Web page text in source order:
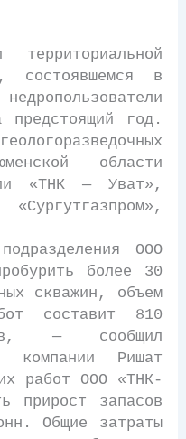
состоявшемся в
предстоящий год.
области
«ТНК — Уват»,
ООО
более 30
скважин, объем
составит 810
— сообщил
компании Ришат
работ ООО «ТНК-
прирост запасов
Общие затраты